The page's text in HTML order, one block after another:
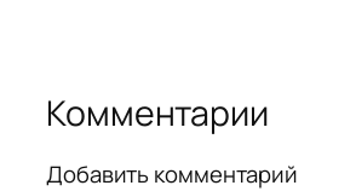
Комментарии
Добавить комментарий